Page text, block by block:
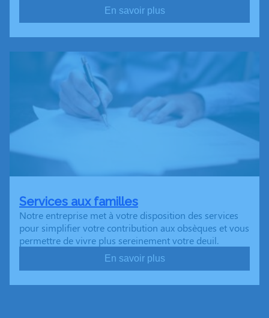
En savoir plus
Services aux familles
Notre entreprise met à votre disposition des services
pour simplifier votre contribution aux obsèques et vous
permettre de vivre plus sereinement votre deuil.
En savoir plus